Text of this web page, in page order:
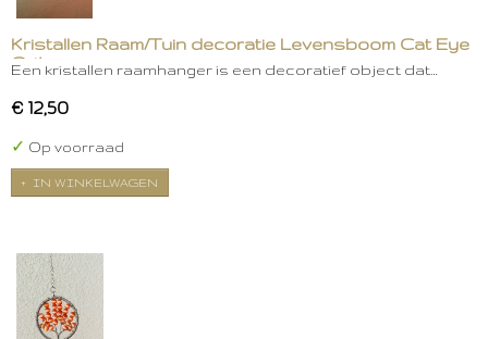
Kristallen Raam/Tuin decoratie Levensboom Cat Eye
Grijs
Een kristallen raamhanger is een decoratief object dat…
€ 12,50
✓ Op voorraad
IN WINKELWAGEN